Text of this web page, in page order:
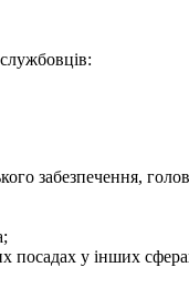
забезпечення,
посадах у інших